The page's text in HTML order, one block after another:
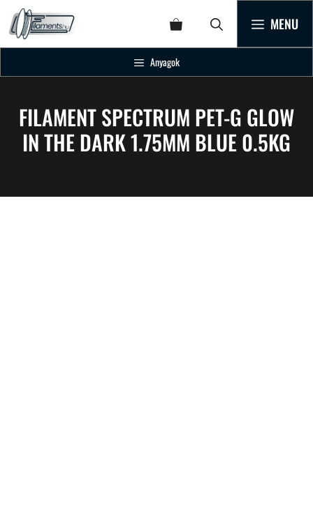
MENU
Anyagok
FILAMENT SPECTRUM PET-G GLOW
IN THE DARK 1.75MM BLUE 0.5KG